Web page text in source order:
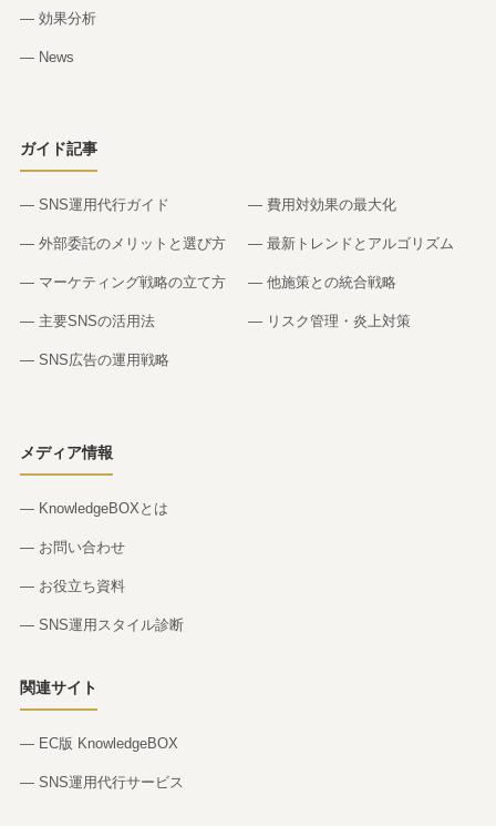
— 効果分析
— News
ガイド記事
— SNS運用代行ガイド
— 外部委託のメリットと選び方
— マーケティング戦略の立て方
— 主要SNSの活用法
— SNS広告の運用戦略
— 費用対効果の最大化
— 最新トレンドとアルゴリズム
— 他施策との統合戦略
— リスク管理・炎上対策
メディア情報
— KnowledgeBOXとは
— お問い合わせ
— お役立ち資料
— SNS運用スタイル診断
関連サイト
— EC版 KnowledgeBOX
— SNS運用代行サービス